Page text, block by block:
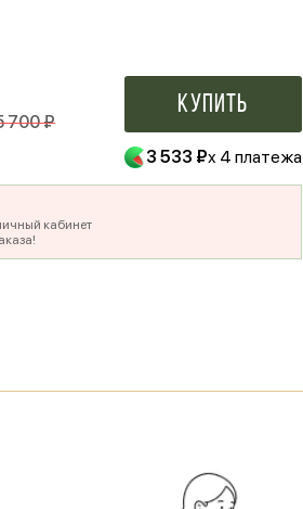
700 ₽
Купить
3 533 ₽x 4 платежа
кабинет